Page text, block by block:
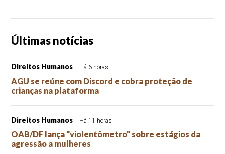
Últimas notícias
Direitos Humanos Há 6 horas
AGU se reúne com Discord e cobra proteção de
crianças na plataforma
Direitos Humanos Há 11 horas
OAB/DF lança "violentômetro" sobre estágios da
agressão a mulheres